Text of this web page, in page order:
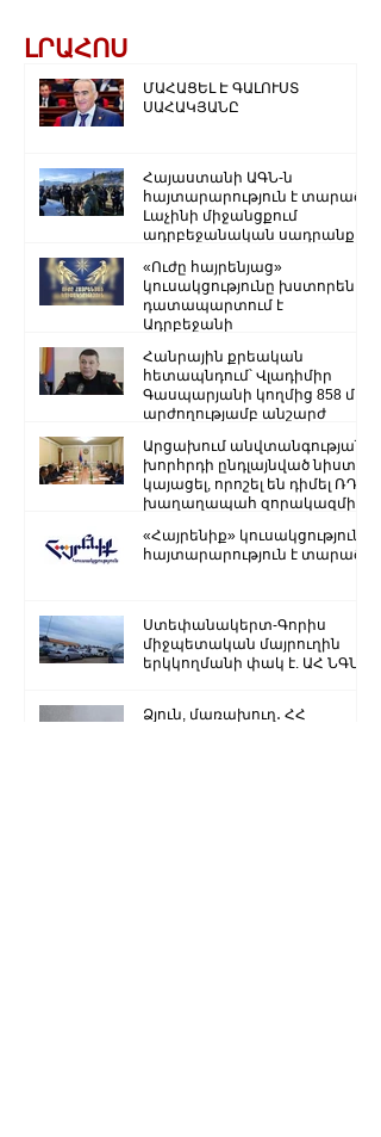
ԼՐԱՀՈՍ
ՄԱՀԱՑԵԼ Է ԳԱԼՈՒՍՏ
ՍԱՀԱԿՅԱՆԸ
Հայաստանի ԱԳՆ-ն
հայտարարություն է տարածել
Լաչինի միջանցքում
ադրբեջանական սադրանքի
«Ուժը հայրենյաց»
կուսակցությունը խստորեն
դատապարտում է
Ադրբեջանի
ղեկավարության.
Հանրային քրեական
հետապնդում՝ Վլադիմիր
Գասպարյանի կողմից 858 մլն
արժողությամբ անշարժ
Արցախում անվտանգության
խորհրդի ընդլայնված նիստ է
կայացել, որոշել են դիմել ՌԴ
խաղաղապահ զորակազմի ...
«Հայրենիք» կուսակցությունը
հայտարարություն է տարածել
Ստեփանակերտ-Գորիս
միջպետական մայրուղին
երկկողմանի փակ է. ԱՀ ՆԳՆ
Ձյուն, մառախուղ․ ՀՀ